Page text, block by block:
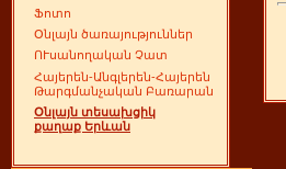
Ֆոտո
Օնլայն ծառայություններ
ՈՒսանողական Չատ
Հայերեն-Անգլերեն-Հայերեն
Թարգմանչական Բառարան
Օնլայն տեսախցիկ
քաղաք Երևան